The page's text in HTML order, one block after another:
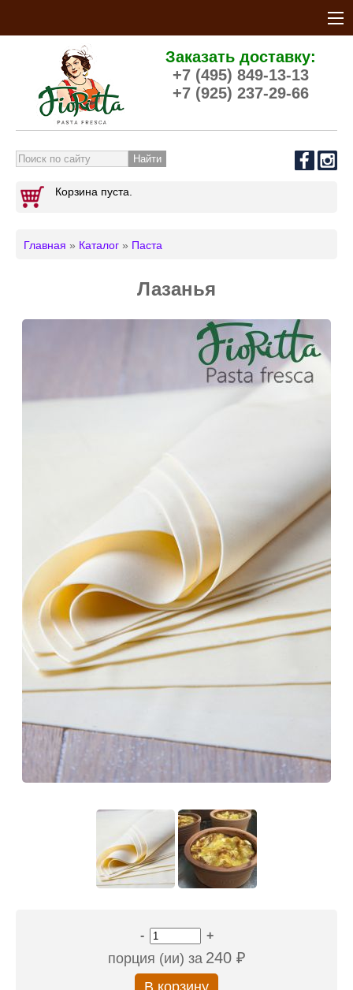
Заказать доставку:
+7 (495) 849-13-13
+7 (925) 237-29-66
Корзина пуста.
Главная » Каталог » Паста
Лазанья
- +
порция (ии) за 240 ₽